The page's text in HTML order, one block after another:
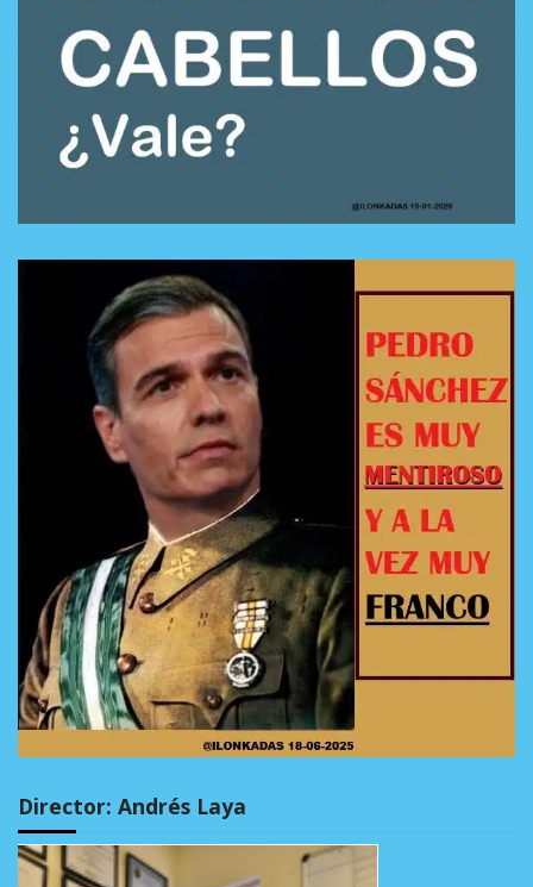
Director: Andrés Laya